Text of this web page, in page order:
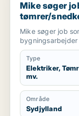
Mike søger
tømrer/
Mike søger job
Type
Elektriker,
mv.
Område
Sydjylland